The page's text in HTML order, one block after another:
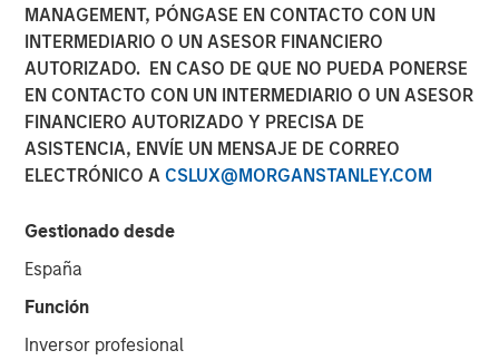
MANAGEMENT, PÓNGASE EN CONTACTO CON UN
INTERMEDIARIO O UN ASESOR FINANCIERO
AUTORIZADO. EN CASO DE QUE NO PUEDA PONERSE
EN CONTACTO CON UN INTERMEDIARIO O UN ASESOR
FINANCIERO AUTORIZADO Y PRECISA DE
ASISTENCIA, ENVÍE UN MENSAJE DE CORREO
ELECTRÓNICO A CSLUX@MORGANSTANLEY.COM
Gestionado desde
España
Función
Inversor profesional
Play
engaged in a flurry of activity to deliver on a series of
ambitious plans that will encourage strategic